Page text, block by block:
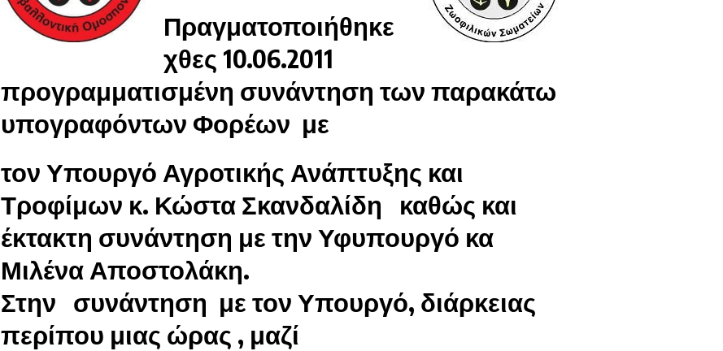
Πραγματοποιήθηκε
χθες 10.06.2011
προγραμματισμένη συνάντηση των παρακάτω
υπογραφόντων Φορέων με
τον Υπουργό Αγροτικής Ανάπτυξης και
Τροφίμων κ. Κώστα Σκανδαλίδη καθώς και
έκτακτη συνάντηση με την Υφυπουργό κα
Μιλένα Αποστολάκη.
Στην συνάντηση με τον Υπουργό, διάρκειας
περίπου μιας ώρας , μαζί